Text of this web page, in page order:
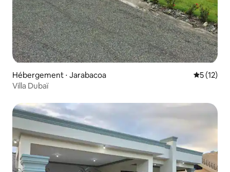
Hébergement ⋅ Jarabacoa
5 (12)
Villa Dubaï